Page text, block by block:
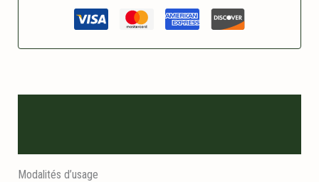
Modalités d’usage